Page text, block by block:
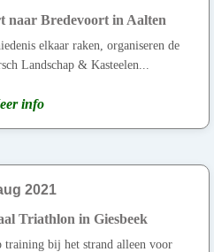
naar Bredevoort in Aalten
elkaar raken, organiseren de
Landschap & Kasteelen...
info
2021
Triathlon in Giesbeek
training bij het strand alleen voor